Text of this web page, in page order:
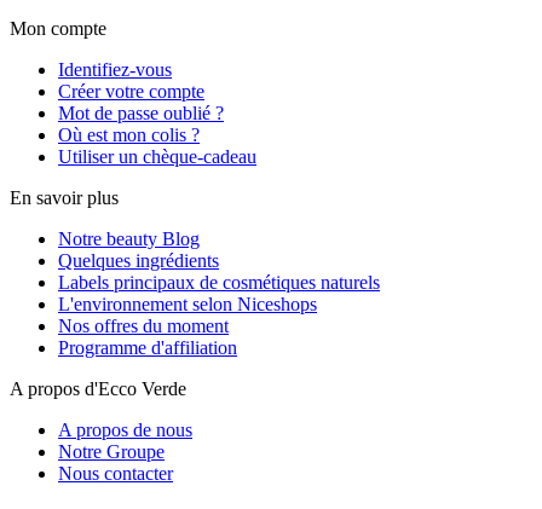
Mon compte
Identifiez-vous
Créer votre compte
Mot de passe oublié ?
Où est mon colis ?
Utiliser un chèque-cadeau
En savoir plus
Notre beauty Blog
Quelques ingrédients
Labels principaux de cosmétiques naturels
L'environnement selon Niceshops
Nos offres du moment
Programme d'affiliation
A propos d'Ecco Verde
A propos de nous
Notre Groupe
Nous contacter